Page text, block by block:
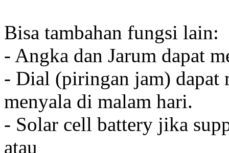
Bisa tambahan fungsi lain:
- Angka dan Jarum dapat
- Dial (piringan jam) dapat
menyala di malam hari.
- Solar cell battery jika
atau